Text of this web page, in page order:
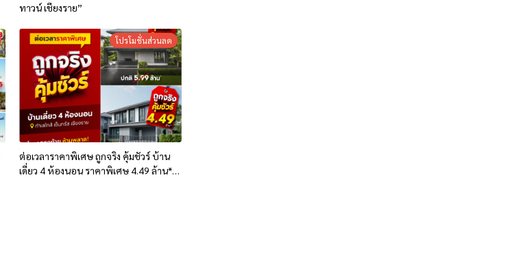
ทาวน์ เชียงราย”
โปรโมชั่นส่วนลด
ต่อเวลาราคาพิเศษ ถูกจริง คุ้มชัวร์ บ้าน
เดี่ยว 4 ห้องนอน ราคาพิเศษ 4.49 ล้าน* ที่